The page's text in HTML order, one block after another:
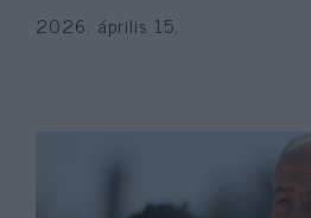
2026. április 15.